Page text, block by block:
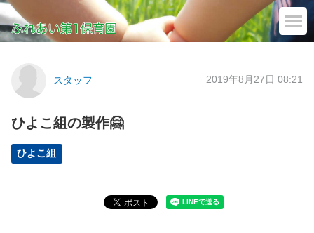
スタッフ 2019年8月27日 08:21
ひよこ組の製作🤗
ひよこ組